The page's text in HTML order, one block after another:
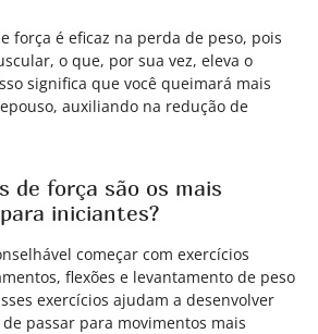
força é eficaz na perda de peso, pois
o que, por sua vez, eleva o
significa que você queimará mais
auxiliando na redução de
de força são os mais
iniciantes?
começar com exercícios
flexões e levantamento de peso
exercícios ajudam a desenvolver
passar para movimentos mais